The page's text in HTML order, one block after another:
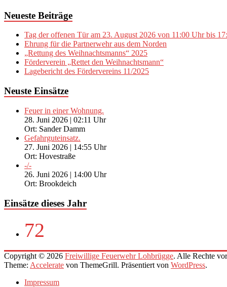
Neueste Beiträge
Tag der offenen Tür am 23. August 2026 von 11:00 Uhr bis
Ehrung für die Partnerwehr aus dem Norden
„Rettung des Weihnachtsmanns“ 2025
Förderverein „Rettet den Weihnachtsmann“
Lagebericht des Fördervereins 11/2025
Neuste Einsätze
Feuer in einer Wohnung.
28. Juni 2026 | 02:11 Uhr
Ort: Sander Damm
Gefahrguteinsatz.
27. Juni 2026 | 14:55 Uhr
Ort: Hovestraße
-/-
26. Juni 2026 | 14:00 Uhr
Ort: Brookdeich
Einsätze dieses Jahr
72
Copyright © 2026 Freiwillige Feuerwehr Lohbrügge. Alle Rechte
Theme: Accelerate von ThemeGrill. Präsentiert von WordPress.
Impressum